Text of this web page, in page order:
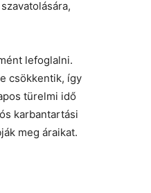
lefoglalni.
csökkentik, így
türelmi idő
karbantartási
meg áraikat.